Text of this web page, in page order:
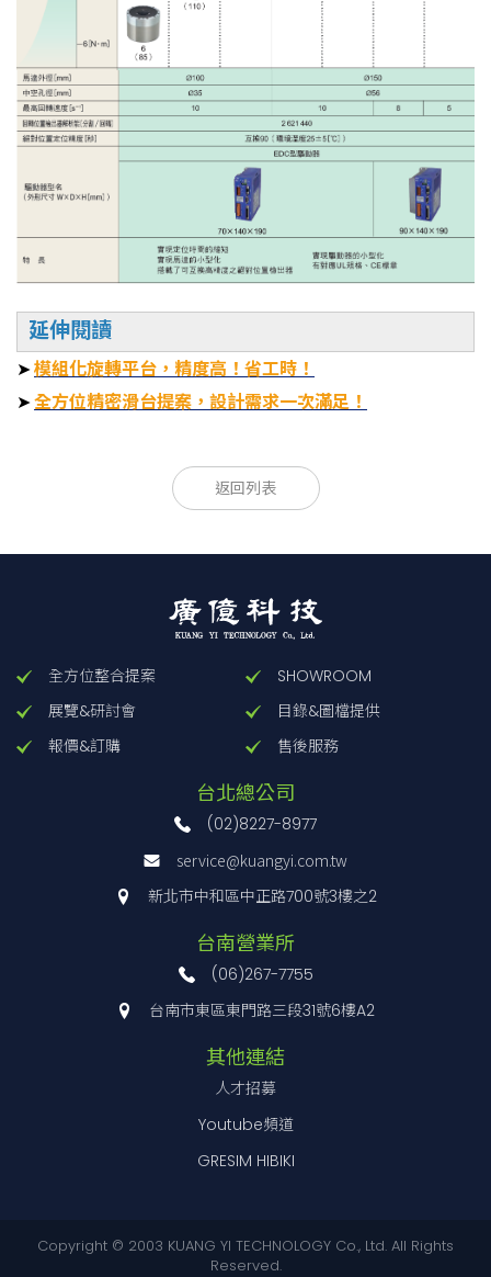
延伸閱讀
➤模組化旋轉平台，精度高！省工時！
➤全方位精密滑台提案，設計需求一次滿足！
返回列表
全方位整合提案
SHOWROOM
展覽&研討會
目錄&圖檔提供
報價&訂購
售後服務
台北總公司
(02)8227-8977
service@kuangyi.com.tw
新北市中和區中正路700號3樓之2
台南營業所
(06)267-7755
台南市東區東門路三段31號6樓A2
其他連結
人才招募
Youtube頻道
GRESIM HIBIKI
Copyright © 2003 KUANG YI TECHNOLOGY Co., Ltd. All Rights
Reserved.